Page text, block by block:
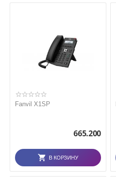
Fanvil X1SP
665.200
В КОРЗИНУ